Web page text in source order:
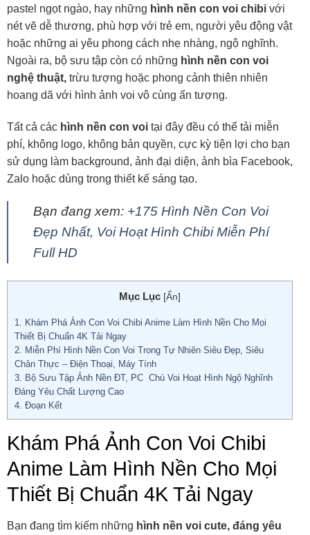
pastel ngọt ngào, hay những hình nền con voi chibi với
nét vẽ dễ thương, phù hợp với trẻ em, người yêu động vật
hoặc những ai yêu phong cách nhẹ nhàng, ngộ nghĩnh.
Ngoài ra, bộ sưu tập còn có những hình nền con voi
nghệ thuật, trừu tượng hoặc phong cảnh thiên nhiên
hoang dã với hình ảnh voi vô cùng ấn tượng.
Tất cả các hình nền con voi tại đây đều có thể tải miễn
phí, không logo, không bản quyền, cực kỳ tiện lợi cho bạn
sử dụng làm background, ảnh đại diện, ảnh bìa Facebook,
Zalo hoặc dùng trong thiết kế sáng tạo.
Bạn đang xem: +175 Hình Nền Con Voi
Đẹp Nhất, Voi Hoạt Hình Chibi Miễn Phí
Full HD
Mục Lục [Ẩn]
1.
Khám Phá Ảnh Con Voi Chibi Anime Làm Hình Nền Cho Mọi
Thiết Bị Chuẩn 4K Tải Ngay
2. Miễn Phí Hình Nền Con Voi Trong Tự Nhiên Siêu Đẹp, Siêu
Chân Thực – Điện Thoại, Máy Tính
3. Bộ Sưu Tập Ảnh Nền ĐT, PC Chú Voi Hoạt Hình Ngộ Nghĩnh
Đáng Yêu Chất Lượng Cao
4. Đoạn Kết
Khám Phá Ảnh Con Voi Chibi
Anime Làm Hình Nền Cho Mọi
Thiết Bị Chuẩn 4K Tải Ngay
Bạn đang tìm kiếm những hình nền voi cute, đáng yêu